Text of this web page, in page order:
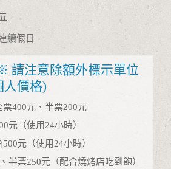
續假日
請注意除額外標示單位
人價格)
票400元、半票200元
元（使用24小時）
元（使用24小時）
半票250元（配合燒烤店吃到飽）